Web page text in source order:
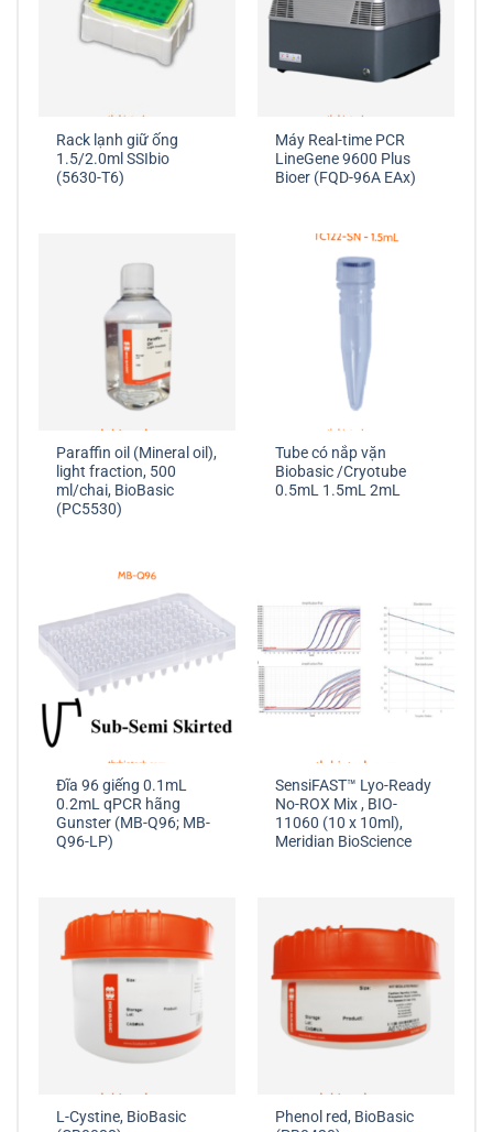
Rack lạnh giữ ống
1.5/2.0ml SSIbio
(5630-T6)
Máy Real-time PCR
LineGene 9600 Plus
Bioer (FQD-96A EAx)
Paraffin oil (Mineral oil),
light fraction, 500
ml/chai, BioBasic
(PC5530)
Tube có nắp vặn
Biobasic /Cryotube
0.5mL 1.5mL 2mL
Đĩa 96 giếng 0.1mL
0.2mL qPCR hãng
Gunster (MB-Q96; MB-
Q96-LP)
SensiFAST™ Lyo-Ready
No-ROX Mix , BIO-
11060 (10 x 10ml),
Meridian BioScience
L-Cystine, BioBasic
Phenol red, BioBasic